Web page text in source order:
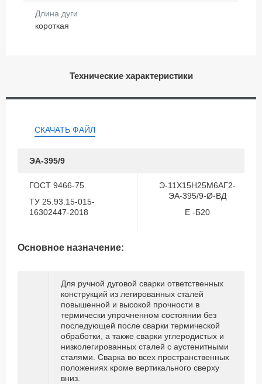
Длина дуги
короткая
Технические характеристики
СКАЧАТЬ ФАЙЛ
ЭА-395/9
ГОСТ 9466-75
ТУ 25.93.15-015-
16302447-2018
Э-11Х15Н25М6АГ2-
ЭА-395/9-Ø-ВД
Е -Б20
Основное назначение:
Для ручной дуговой сварки ответственных
конструкций из легированных сталей
повышенной и высокой прочности в
термически упрочненном состоянии без
последующей после сварки термической
обработки, а также сварки углеродистых и
низколегированных сталей с аустенитными
сталями. Сварка во всех пространственных
положениях кроме вертикального сверху
вниз.